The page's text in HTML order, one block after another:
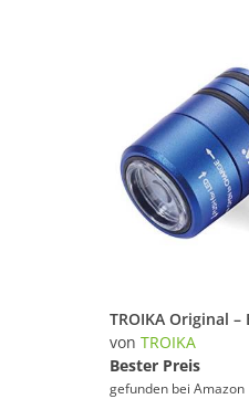
von TROIKA
Bester Preis
gefunden bei Amazon